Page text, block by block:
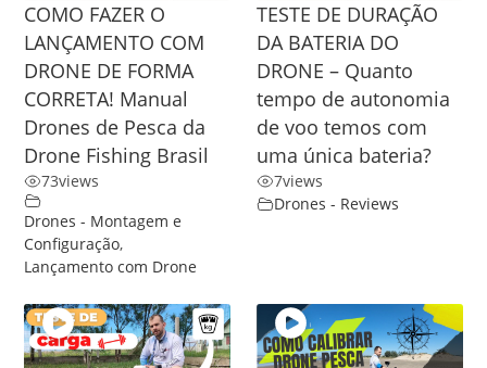
COMO FAZER O
LANÇAMENTO COM
DRONE DE FORMA
CORRETA! Manual
Drones de Pesca da
Drone Fishing Brasil
73views
Drones - Montagem e
Configuração,
Lançamento com Drone
TESTE DE DURAÇÃO
DA BATERIA DO
DRONE – Quanto
tempo de autonomia
de voo temos com
uma única bateria?
7views
Drones - Reviews